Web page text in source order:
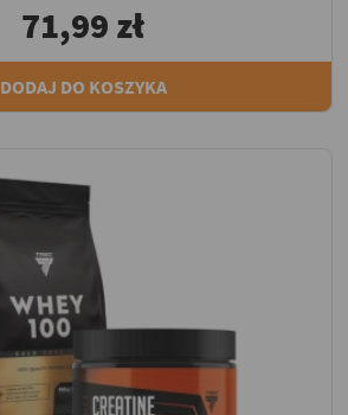
71,99 zł
DODAJ DO KOSZYKA